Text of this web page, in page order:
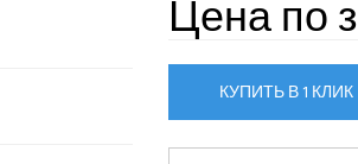
Цена по
КУПИТЬ В 1 КЛИК